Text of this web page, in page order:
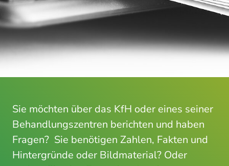
Sie möchten über das KfH oder eines seiner
Behandlungszentren berichten und haben
Fragen? Sie benötigen Zahlen, Fakten und
Hintergründe oder Bildmaterial? Oder